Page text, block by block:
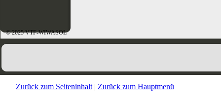
© 2025 VTF-WIWASOL
Zurück zum Seiteninhalt | Zurück zum Hauptmenü